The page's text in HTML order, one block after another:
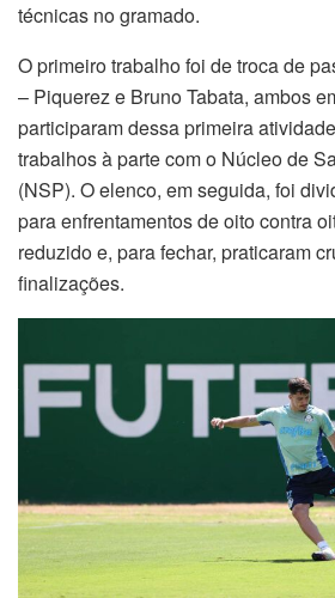
técnicas no gramado.
O primeiro trabalho foi de troca de
– Piquerez e Bruno Tabata, ambos
participaram dessa primeira
trabalhos à parte com o Núcleo de
(NSP). O elenco, em seguida, foi
para enfrentamentos de oito contra
reduzido e, para fechar, praticaram
finalizações.